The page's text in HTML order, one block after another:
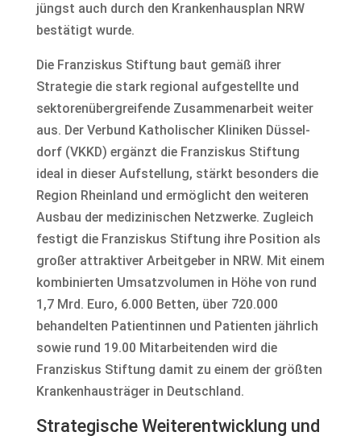
jüngst auch durch den Krankenhausplan NRW
bestätigt wurde.
Die Franziskus Stiftung baut gemäß ihrer
Strategie die stark regional aufgestellte und
sektorenübergreifende Zusammenarbeit weiter
aus. Der Verbund Katholischer Kliniken Düssel­
dorf (VKKD) ergänzt die Franziskus Stiftung
ideal in dieser Aufstellung, stärkt besonders die
Region Rheinland und ermöglicht den weiteren
Ausbau der medizinischen Netzwerke. Zugleich
festigt die Franziskus Stiftung ihre Position als
großer attraktiver Arbeitgeber in NRW. Mit einem
kombinierten Umsatzvolumen in Höhe von rund
1,7 Mrd. Euro, 6.000 Betten, über 720.000
behandelten Patientinnen und Patienten jährlich
sowie rund 19.00 Mitarbeitenden wird die
Franziskus Stiftung damit zu einem der größten
Krankenhausträger in Deutschland.
Strategische Weiterentwicklung und